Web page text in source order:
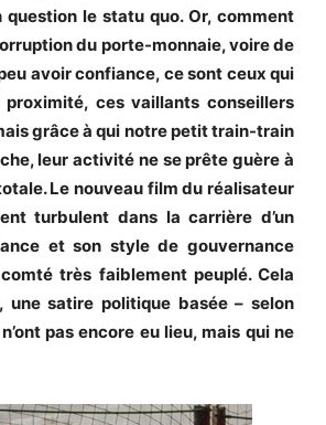
le statu quo. Or, comment
du porte-monnaie, voire de
avoir confiance, ce sont ceux qui
ces vaillants conseillers
grâce à qui notre petit train-train
leur activité ne se prête guère à
Le nouveau film du réalisateur
turbulent dans la carrière d’un
et son style de gouvernance
très faiblement peuplé. Cela
, une satire politique basée – selon
pas encore eu lieu, mais qui ne